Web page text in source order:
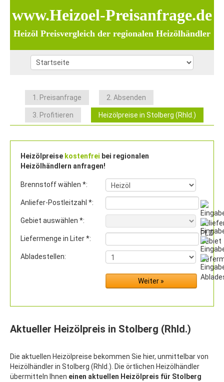
www.Heizoel-Preisanfrage.de
Heizöl Preisvergleich der regionalen Heizölhändler
1. Preisanfrage 2. Absenden
3. Profitieren Heizölpreise in Stolberg (Rhld.)
Heizölpreise kostenfrei bei regionalen
Heizölhändlern anfragen!
Brennstoff wählen *:
Anliefer-Postleitzahl *:
Gebiet auswählen *:
Liefermenge in Liter *:
Abladestellen:
Aktueller Heizölpreis in Stolberg (Rhld.)
Die aktuellen Heizölpreise bekommen Sie hier, unmittelbar von
Heizölhändler in Stolberg (Rhld.). Die örtlichen Heizölhändler
übermitteln Ihnen einen aktuellen Heizölpreis für Stolberg